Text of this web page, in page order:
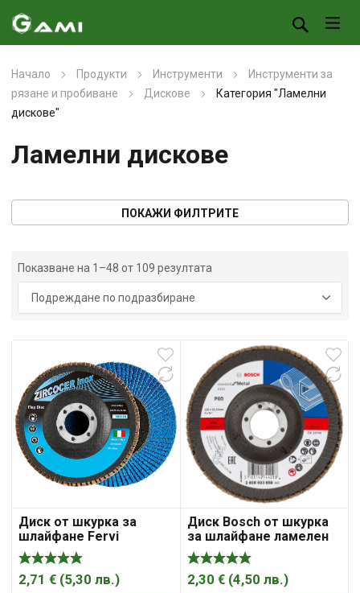
Начало Продукти Инструменти
Инструменти за
рязане и пробиване
Дискове
Категория "Ламелни
дискове"
Ламелни дискове
ПОКАЖИ ФИЛТРИТЕ
Показване на 1–48 от 109 резултата
Диск от шкурка за
шлайфане Fervi
ламелен за
неръждаема стомана
125 мм, 22.23 мм, P60,
2,71 € (5,30 лв.)
Диск Bosch от шкурка
за шлайфане ламелен
за метал 125 мм, 22.23
мм, P80, Standard for
Metal X431
2,30 € (4,50 лв.)